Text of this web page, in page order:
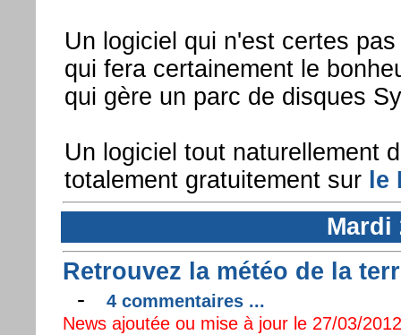
Un logiciel qui n'est certes
qui fera certainement le
qui gère un parc de disques
Un logiciel tout naturellement
totalement gratuitement sur le
Mardi
Retrouvez la météo de la
-
4 commentaires ...
News ajoutée ou mise à jour le 27/03/